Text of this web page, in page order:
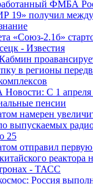
ФМБА
19» получил
«Союз-2.1б»
- Известия
в регионы
С 1 апреля
пенсии
намерен
выпускаемых
25
отправил
реактора
- ТАСС
Россия